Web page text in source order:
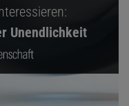
Unendlichkeit